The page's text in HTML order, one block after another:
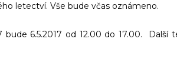
letectví. Vše bude včas oznámeno.
6.5.2017 od 12.00 do 17.00. Další